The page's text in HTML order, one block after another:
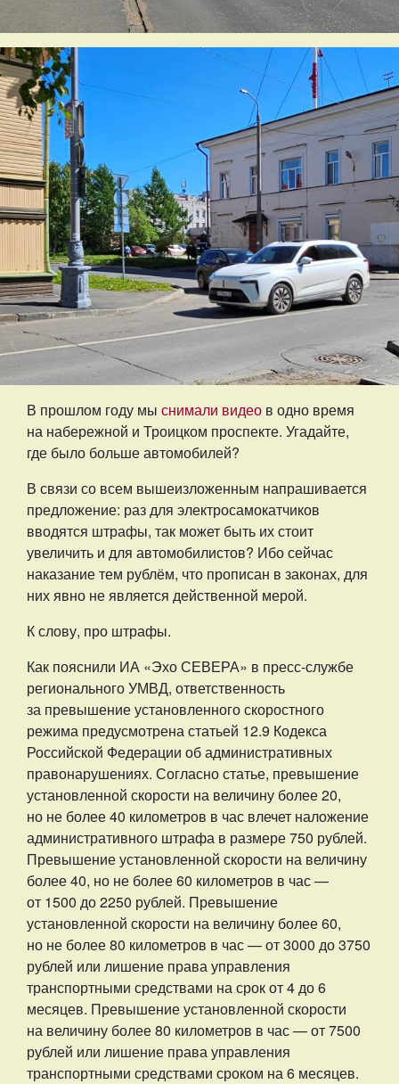
В прошлом году мы снимали видео в одно время
на набережной и Троицком проспекте. Угадайте,
где было больше автомобилей?
В связи со всем вышеизложенным напрашивается
предложение: раз для электросамокатчиков
вводятся штрафы, так может быть их стоит
увеличить и для автомобилистов? Ибо сейчас
наказание тем рублём, что прописан в законах, для
них явно не является действенной мерой.
К слову, про штрафы.
Как пояснили ИА «Эхо СЕВЕРА» в пресс-службе
регионального УМВД, ответственность
за превышение установленного скоростного
режима предусмотрена статьей 12.9 Кодекса
Российской Федерации об административных
правонарушениях. Согласно статье, превышение
установленной скорости на величину более 20,
но не более 40 километров в час влечет наложение
административного штрафа в размере 750 рублей.
Превышение установленной скорости на величину
более 40, но не более 60 километров в час —
от 1500 до 2250 рублей. Превышение
установленной скорости на величину более 60,
но не более 80 километров в час — от 3000 до 3750
рублей или лишение права управления
транспортными средствами на срок от 4 до 6
месяцев. Превышение установленной скорости
на величину более 80 километров в час — от 7500
рублей или лишение права управления
транспортными средствами сроком на 6 месяцев.